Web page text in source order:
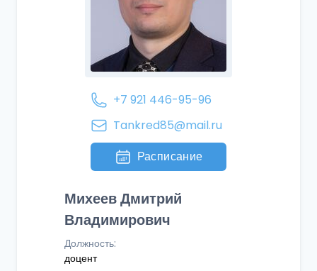
+7 921 446-95-96
Tankred85@mail.ru
Расписание
Михеев Дмитрий
Владимирович
Должность:
доцент